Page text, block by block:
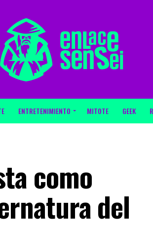
ENTRETENIMIENTO MITOTE GEEK
como
del